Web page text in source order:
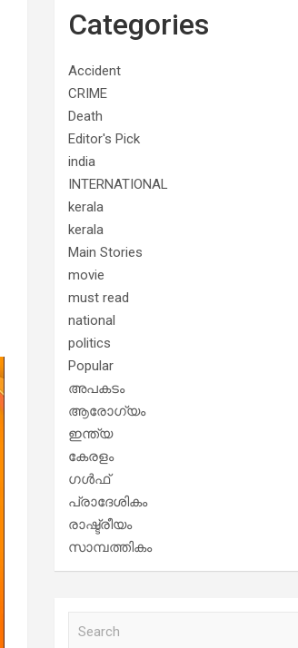
Categories
Accident
CRIME
Death
Editor's Pick
india
INTERNATIONAL
kerala
kerala
Main Stories
movie
must read
national
politics
Popular
അപകടം
ആരോഗ്യം
ഇന്ത്യ
കേരളം
ഗൾഫ്
പ്രാദേശികം
രാഷ്ട്രീയം
സാമ്പത്തികം